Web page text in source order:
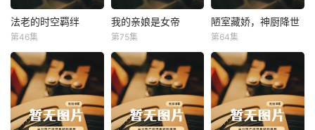
法老的时空羁绊
法老的时空羁绊
第46集
我的亲娘是女帝
我的亲娘是女帝
第75集
陋室藏娇，神厨降世
陋室藏娇，神厨降世
第64集